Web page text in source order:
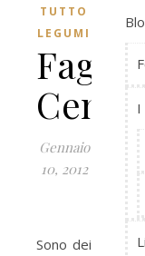
TUTTO
LEGUMI
Gennaio
10, 2012
Sono dei
I